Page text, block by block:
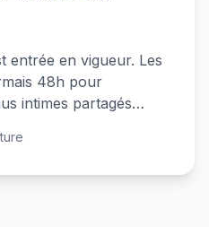
entrée en vigueur. Les
48h pour
intimes partagés